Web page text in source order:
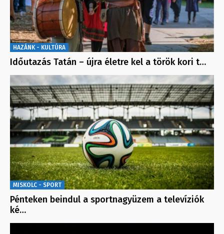
HAZÁNK - KULTÚRA
Időutazás Tatán – újra életre kel a török kori t…
MISKOLC - SPORT
Pénteken beindul a sportnagyüzem a televíziók
ké…